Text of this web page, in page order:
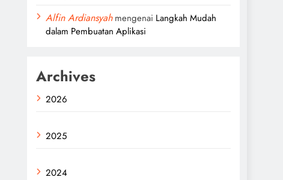
Alfin Ardiansyahmengenai Langkah Mudah
dalam Pembuatan Aplikasi
Archives
2026
2025
2024